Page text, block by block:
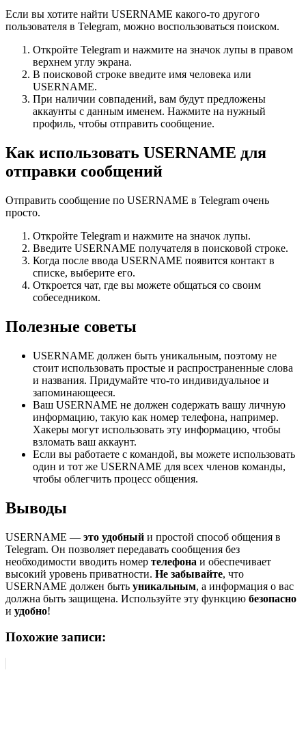
Если вы хотите найти USERNAME какого-то другого
пользователя в Telegram, можно воспользоваться поиском.
Откройте Telegram и нажмите на значок лупы в правом
верхнем углу экрана.
В поисковой строке введите имя человека или
USERNAME.
При наличии совпадений, вам будут предложены
аккаунты с данным именем. Нажмите на нужный
профиль, чтобы отправить сообщение.
Как использовать USERNAME для
отправки сообщений
Отправить сообщение по USERNAME в Telegram очень
просто.
Откройте Telegram и нажмите на значок лупы.
Введите USERNAME получателя в поисковой строке.
Когда после ввода USERNAME появится контакт в
списке, выберите его.
Откроется чат, где вы можете общаться со своим
собеседником.
Полезные советы
USERNAME должен быть уникальным, поэтому не
стоит использовать простые и распространенные слова
и названия. Придумайте что-то индивидуальное и
запоминающееся.
Ваш USERNAME не должен содержать вашу личную
информацию, такую как номер телефона, например.
Хакеры могут использовать эту информацию, чтобы
взломать ваш аккаунт.
Если вы работаете с командой, вы можете использовать
один и тот же USERNAME для всех членов команды,
чтобы облегчить процесс общения.
Выводы
USERNAME — это удобный и простой способ общения в
Telegram. Он позволяет передавать сообщения без
необходимости вводить номер телефона и обеспечивает
высокий уровень приватности. Не забывайте, что
USERNAME должен быть уникальным, а информация о вас
должна быть защищена. Используйте эту функцию безопасно
и удобно!
Похожие записи: